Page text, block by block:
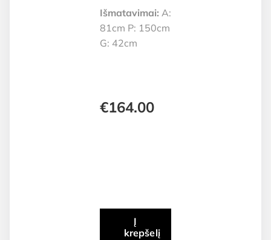
Išmatavimai: A:
81cm P: 150cm
G: 42cm
€164.00
Į
krepšelį